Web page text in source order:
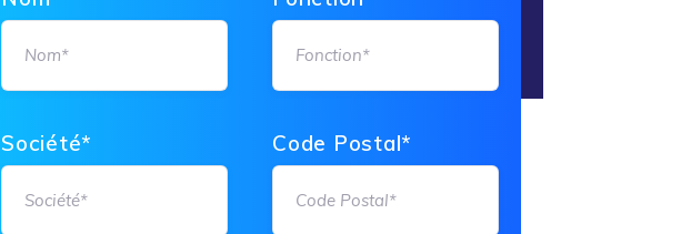
Société* Code Postal*